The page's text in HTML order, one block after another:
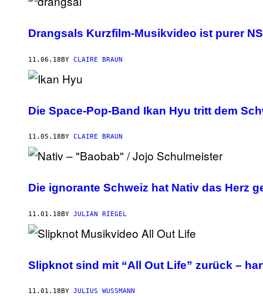
Drangsals Kurzfilm-Musikvideo ist purer
11.06.18BY CLAIRE BRAUN
Die Space-Pop-Band Ikan Hyu tritt dem
11.05.18 BY CLAIRE BRAUN
Die ignorante Schweiz hat Nativ das Herz
11.01.18BY JULIAN RIEGEL
Slipknot sind mit “All Out Life” zurück –
11.01.18 BY JULIUS WUSSMANN